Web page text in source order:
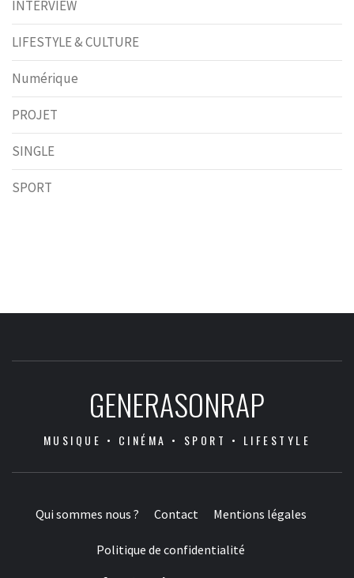
INTERVIEW
LIFESTYLE & CULTURE
Numérique
PROJET
SINGLE
SPORT
GENERASONRAP
MUSIQUE • CINÉMA • SPORT • LIFESTYLE
Qui sommes nous ? Contact Mentions légales
Politique de confidentialité